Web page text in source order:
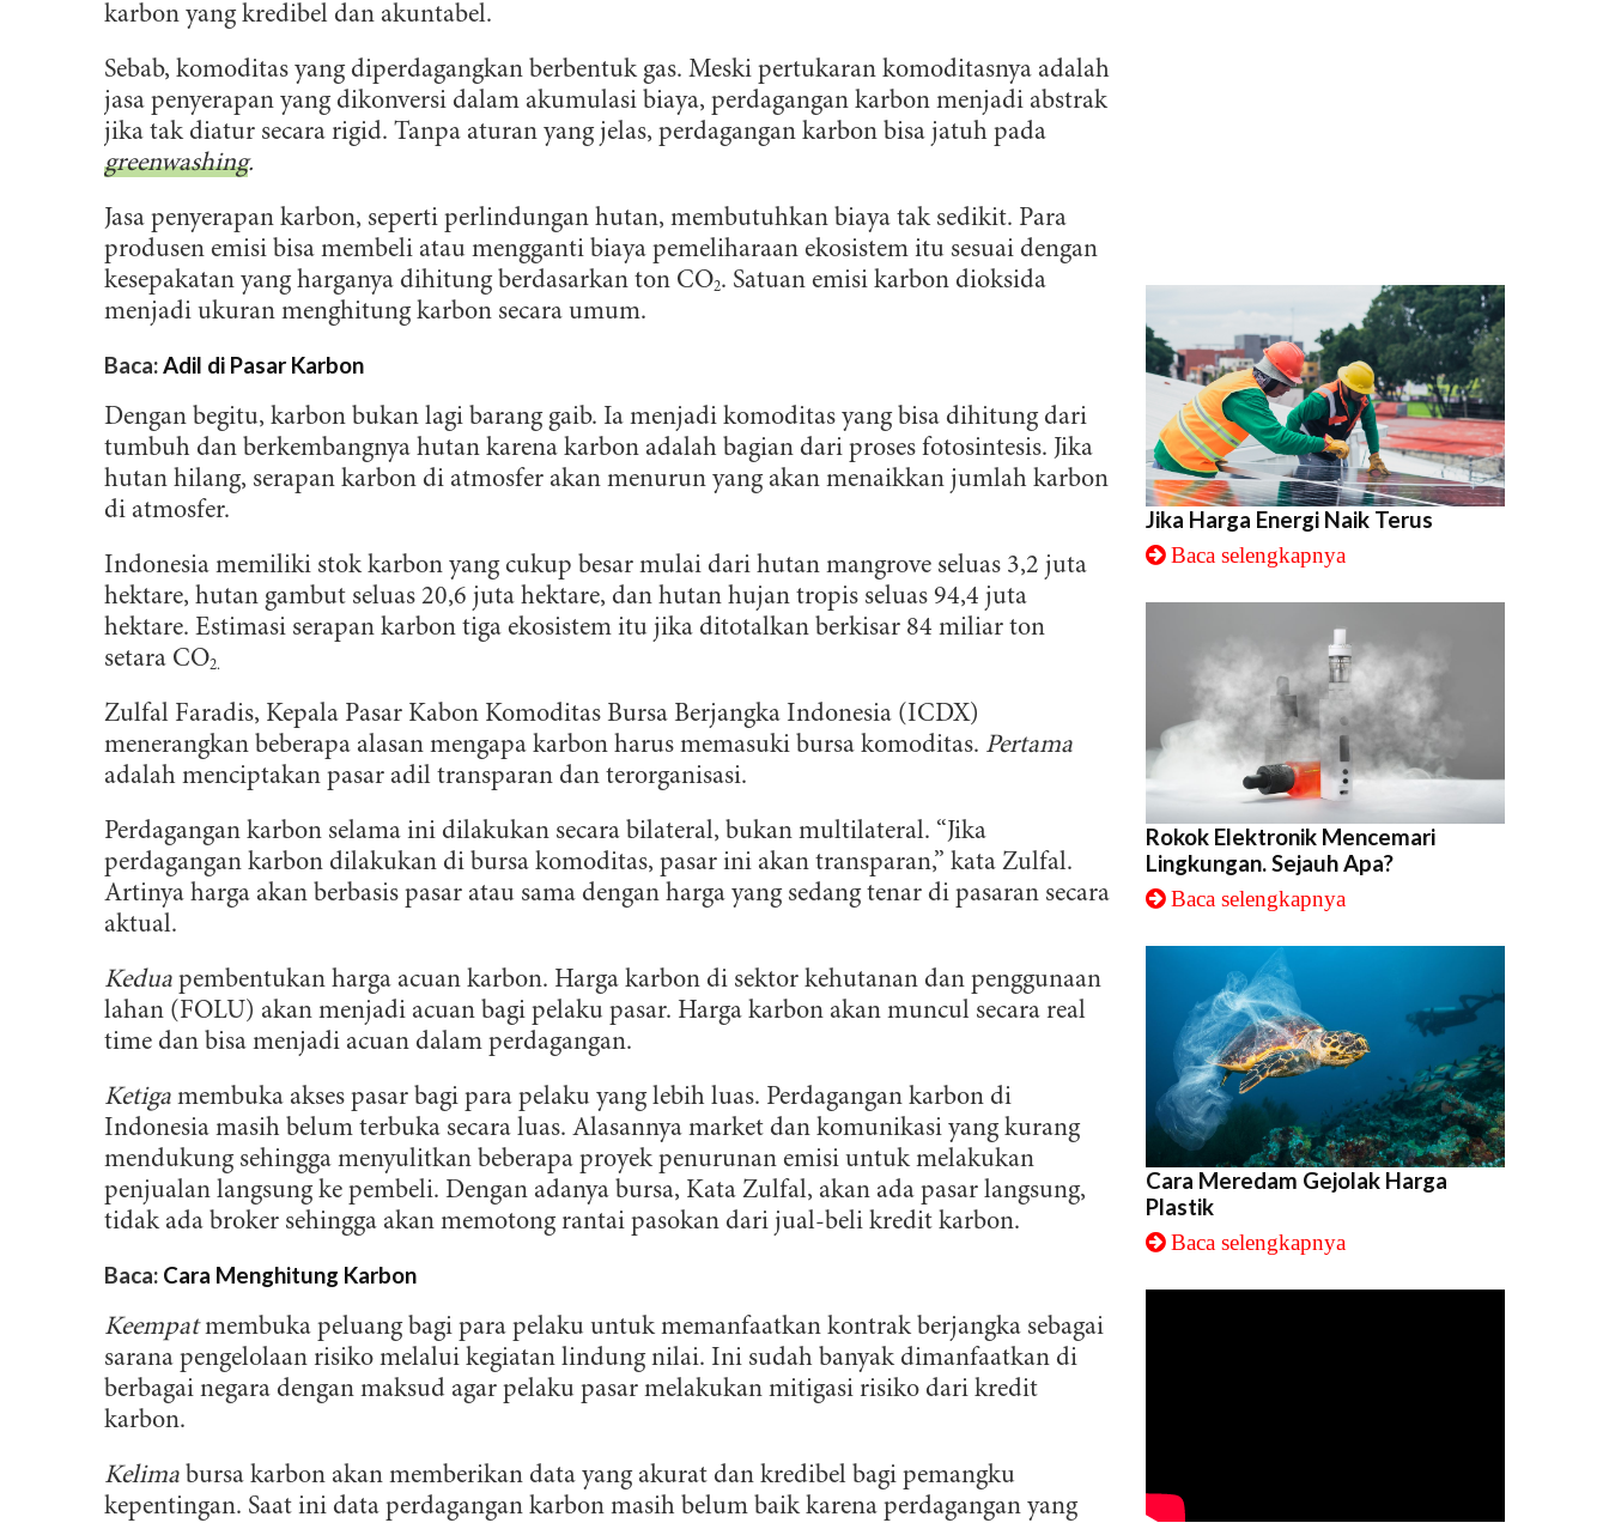
BERLANGGANAN
karbon yang kredibel dan akuntabel.
Sebab, komoditas yang diperdagangkan berbentuk gas. Meski pertukaran komoditasnya adalah
jasa penyerapan yang dikonversi dalam akumulasi biaya, perdagangan karbon menjadi abstrak
jika tak diatur secara rigid. Tanpa aturan yang jelas, perdagangan karbon bisa jatuh pada
greenwashing.
Jasa penyerapan karbon, seperti perlindungan hutan, membutuhkan biaya tak sedikit. Para
produsen emisi bisa membeli atau mengganti biaya pemeliharaan ekosistem itu sesuai dengan
kesepakatan yang harganya dihitung berdasarkan ton CO2. Satuan emisi karbon dioksida
menjadi ukuran menghitung karbon secara umum.
Baca:Adil di Pasar Karbon
Dengan begitu, karbon bukan lagi barang gaib. Ia menjadi komoditas yang bisa dihitung dari
tumbuh dan berkembangnya hutan karena karbon adalah bagian dari proses fotosintesis. Jika
hutan hilang, serapan karbon di atmosfer akan menurun yang akan menaikkan jumlah karbon
di atmosfer.
Indonesia memiliki stok karbon yang cukup besar mulai dari hutan mangrove seluas 3,2 juta
hektare, hutan gambut seluas 20,6 juta hektare, dan hutan hujan tropis seluas 94,4 juta
hektare. Estimasi serapan karbon tiga ekosistem itu jika ditotalkan berkisar 84 miliar ton
setara CO2.
Zulfal Faradis, Kepala Pasar Kabon Komoditas Bursa Berjangka Indonesia (ICDX)
menerangkan beberapa alasan mengapa karbon harus memasuki bursa komoditas. Pertama
adalah menciptakan pasar adil transparan dan terorganisasi.
Perdagangan karbon selama ini dilakukan secara bilateral, bukan multilateral. “Jika
perdagangan karbon dilakukan di bursa komoditas, pasar ini akan transparan,” kata Zulfal.
Artinya harga akan berbasis pasar atau sama dengan harga yang sedang tenar di pasaran secara
aktual.
Kedua pembentukan harga acuan karbon. Harga karbon di sektor kehutanan dan penggunaan
lahan (FOLU) akan menjadi acuan bagi pelaku pasar. Harga karbon akan muncul secara real
time dan bisa menjadi acuan dalam perdagangan.
Ketiga membuka akses pasar bagi para pelaku yang lebih luas. Perdagangan karbon di
Indonesia masih belum terbuka secara luas. Alasannya market dan komunikasi yang kurang
mendukung sehingga menyulitkan beberapa proyek penurunan emisi untuk melakukan
penjualan langsung ke pembeli. Dengan adanya bursa, Kata Zulfal, akan ada pasar langsung,
tidak ada broker sehingga akan memotong rantai pasokan dari jual-beli kredit karbon.
Baca: Cara Menghitung Karbon
Keempatmembuka peluang bagi para pelaku untuk memanfaatkan kontrak berjangka sebagai
sarana pengelolaan risiko melalui kegiatan lindung nilai. Ini sudah banyak dimanfaatkan di
berbagai negara dengan maksud agar pelaku pasar melakukan mitigasi risiko dari kredit
karbon.
Kelima bursa karbon akan memberikan data yang akurat dan kredibel bagi pemangku
kepentingan. Saat ini data perdagangan karbon masih belum baik karena perdagangan yang
Jika Harga Energi Naik Terus
Baca selengkapnya
Rokok Elektronik Mencemari
Lingkungan. Sejauh Apa?
Baca selengkapnya
Cara Meredam Gejolak Harga
Plastik
Baca selengkapnya